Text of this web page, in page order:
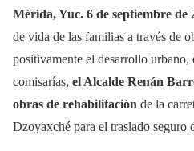
Mérida, Yuc. 6 de septiembre de
de vida de las familias a través de
positivamente el desarrollo
comisarías, el Alcalde Renán
obras de rehabilitación de la
Dzoyaxché para el traslado seguro